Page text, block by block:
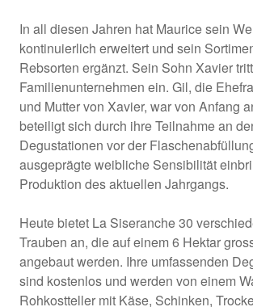
In all diesen Jahren hat Maurice sein
kontinuierlich erweitert und sein
Rebsorten ergänzt. Sein Sohn Xavier
Familienunternehmen ein. Gil, die
und Mutter von Xavier, war von Anfang
beteiligt sich durch ihre Teilnahme an
Degustationen vor der
ausgeprägte weibliche Sensibilität
Produktion des aktuellen Jahrgangs.
Heute bietet La Siseranche 30
Trauben an, die auf einem 6 Hektar
angebaut werden. Ihre umfassenden
sind kostenlos und werden von einem
Rohkostteller mit Käse, Schinken,